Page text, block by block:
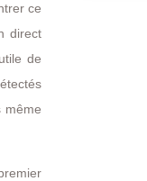
ce
direct
de
même